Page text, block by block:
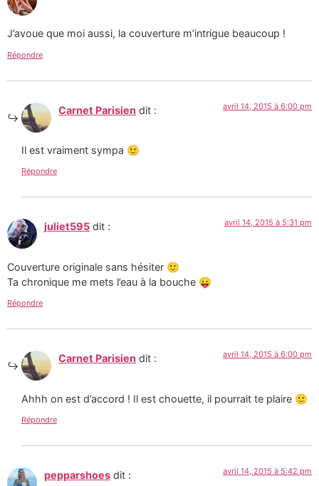
J’avoue que moi aussi, la couverture m’intrigue beaucoup !
Répondre
Carnet Parisien dit : avril 14, 2015 à 6:00 pm
Il est vraiment sympa 🙂
Répondre
juliet595 dit : avril 14, 2015 à 5:31 pm
Couverture originale sans hésiter 🙂
Ta chronique me mets l’eau à la bouche 😛
Répondre
Carnet Parisien dit : avril 14, 2015 à 6:00 pm
Ahhh on est d’accord ! Il est chouette, il pourrait te plaire 🙂
Répondre
pepparshoes dit : avril 14, 2015 à 5:42 pm